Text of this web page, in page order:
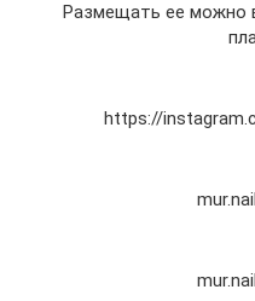
Размещать ее можно
https://